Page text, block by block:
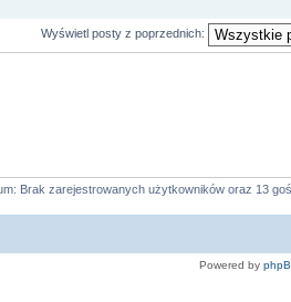
Wyświetl posty z poprzednich:
Brak zarejestrowanych użytkowników oraz 13
Powered by